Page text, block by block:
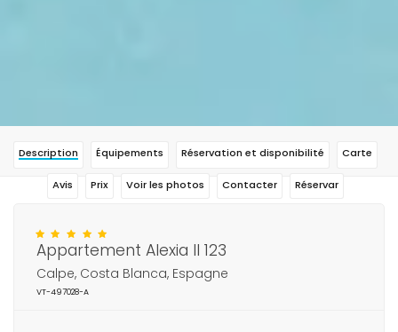
Description Équipements Réservation et disponibilité Carte
Avis Prix Voir les photos Contacter Réservar
Appartement Alexia II 123
Calpe, Costa Blanca, Espagne
VT-497028-A